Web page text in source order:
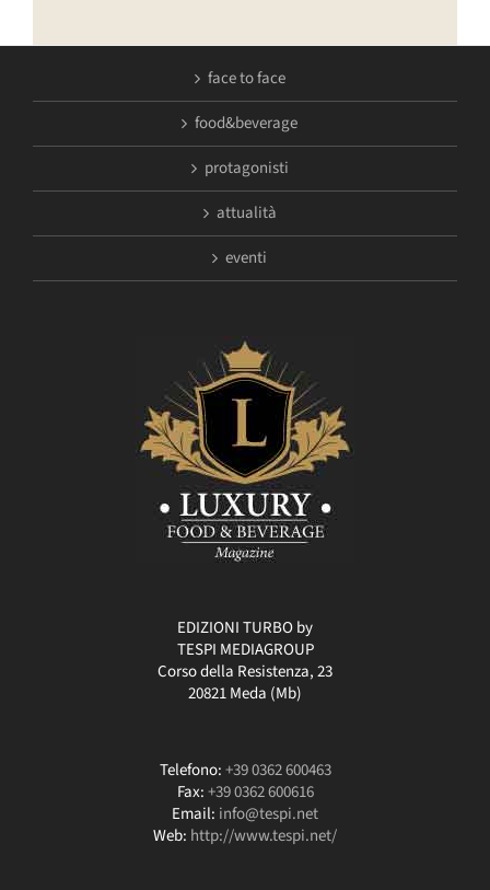
face to face
food&beverage
protagonisti
attualità
eventi
EDIZIONI TURBO by
TESPI MEDIAGROUP
Corso della Resistenza, 23
20821 Meda (Mb)
Telefono:+39 0362 600463
Fax:+39 0362 600616
Email: info@tespi.net
Web: http://www.tespi.net/